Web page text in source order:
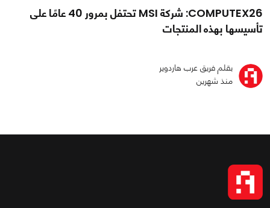
COMPUTEX26: شركة MSI تحتفل بمرور 40 عامًا على
تأسيسها بهذه المنتجات
بقلم فريق عرب هاردوير
منذ شهرين